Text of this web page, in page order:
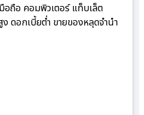
อถือ คอมพิวเตอร์ แท็บเล็ต
ดอกเบี้ยต่ำ ขายของหลุดจำนำ